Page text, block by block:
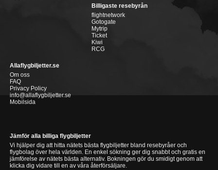
Billigaste resebyrån
flightnetwork
Gotogate
Mytrip
Ticket
Kiwi
RCG
Allaflygbiljetter.se
Om oss
FAQ
Privacy Policy
info@allaflygbiljetter.se
Mobilsida
Jämför alla billiga flygbiljetter
Vi hjälper dig att hitta nätets bästa flygbiljetter bland resebyråer och
flygbolag över hela världen. En enkel sökning ger dig snabbt och gratis en
jämförelse av nätets bästa alternativ. Bokningen gör du smidigt genom att
klicka dig vidare till en av våra återförsäljare.